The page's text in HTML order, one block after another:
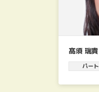
髙須 瑞貴
パート